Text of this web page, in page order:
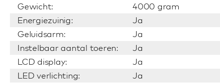
Gewicht:
4000 gram
Energiezuinig:
Ja
Geluidsarm:
Ja
Instelbaar aantal toeren:
Ja
LCD display:
Ja
LED verlichting:
Ja